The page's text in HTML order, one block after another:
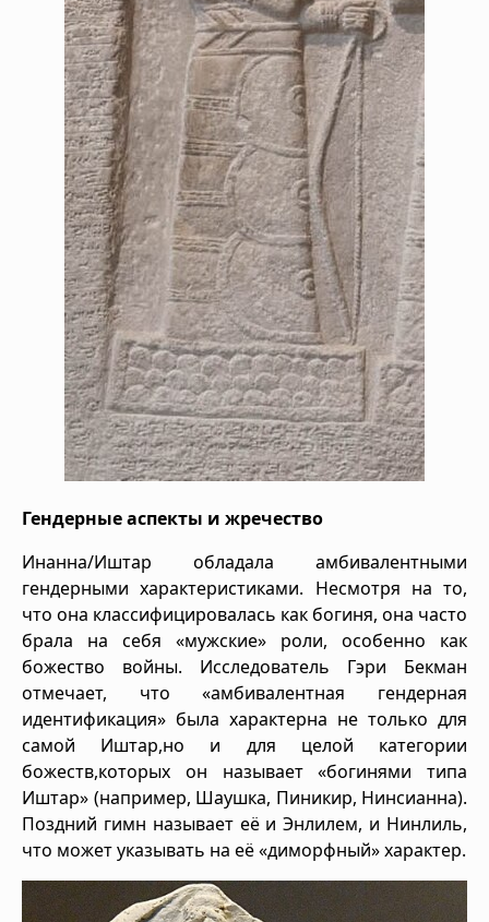
Гендерные аспекты и жречество
Инанна/Иштар обладала амбивалентными
гендерными характеристиками. Несмотря на то,
что она классифицировалась как богиня, она часто
брала на себя «мужские» роли, особенно как
божество войны. Исследователь Гэри Бекман
отмечает, что «амбивалентная гендерная
идентификация» была характерна не только для
самой Иштар,но и для целой категории
божеств,которых он называет «богинями типа
Иштар» (например, Шаушка, Пиникир, Нинсианна).
Поздний гимн называет её и Энлилем, и Нинлиль,
что может указывать на её «диморфный» характер.